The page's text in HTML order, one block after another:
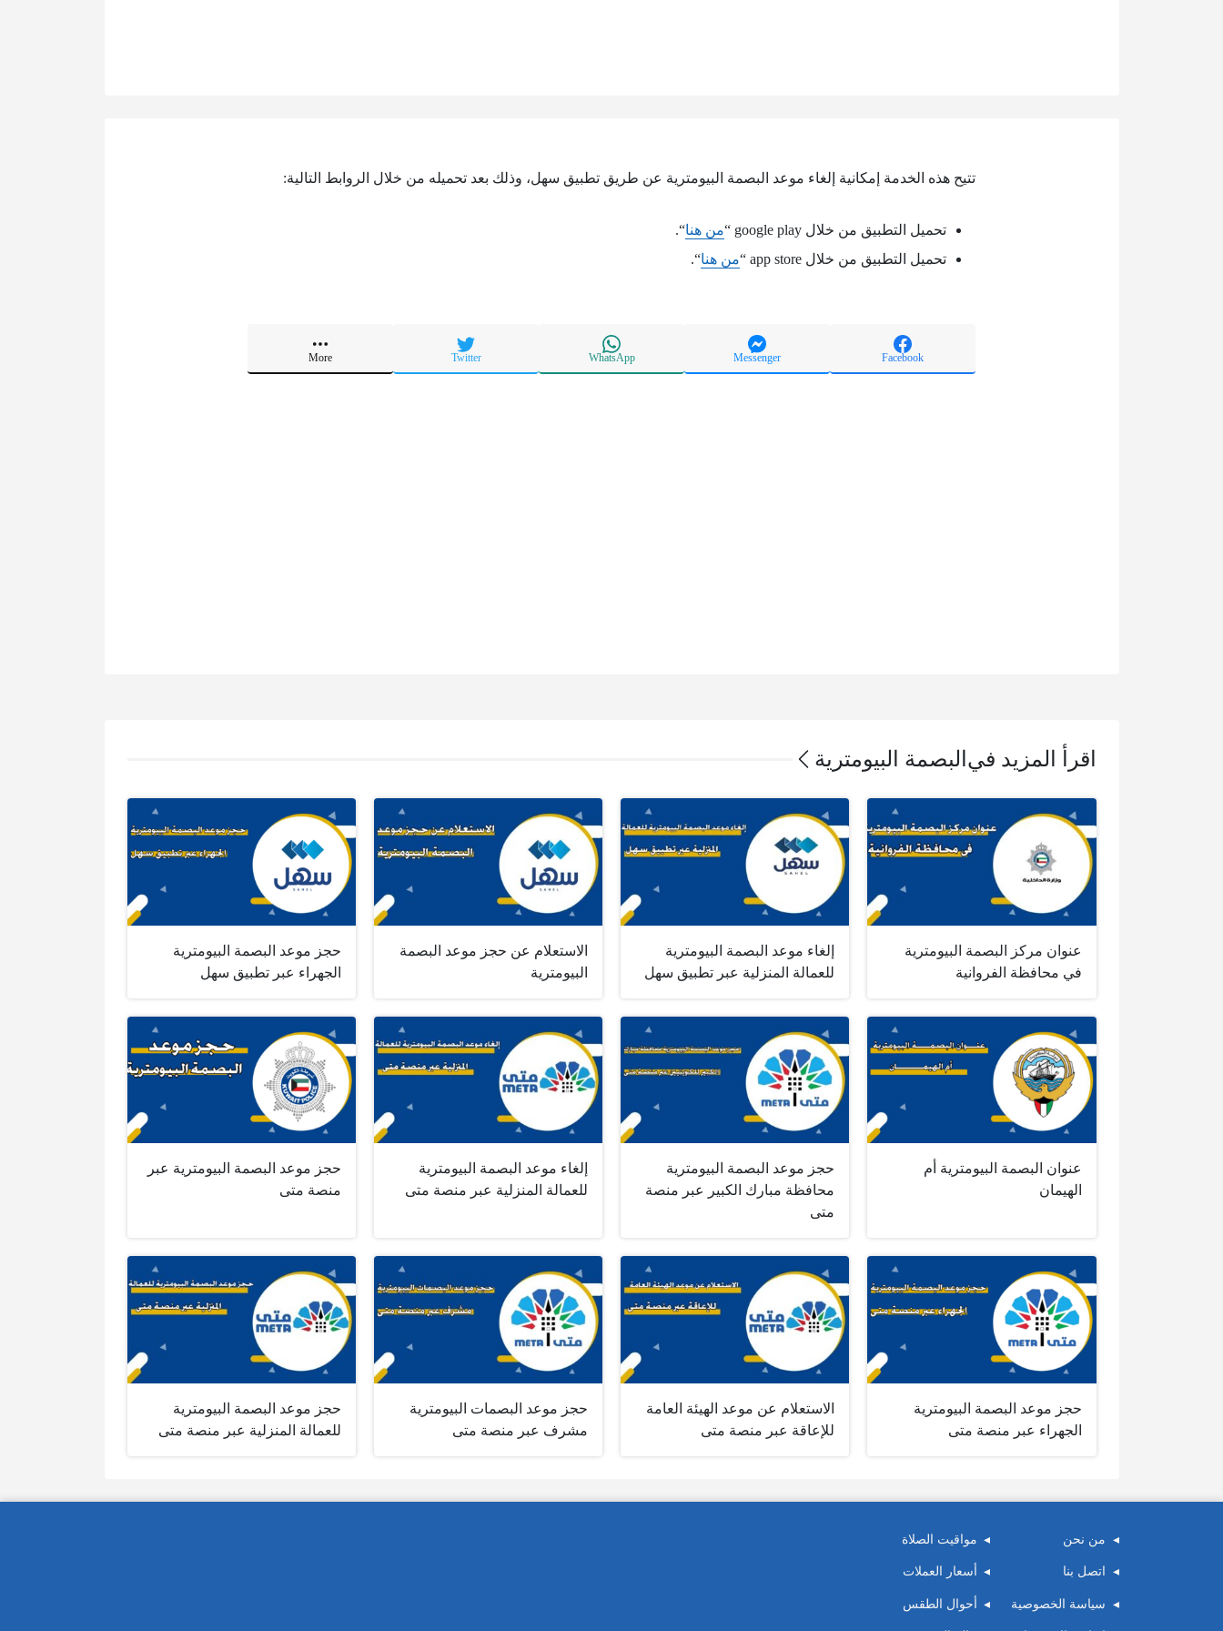
تتيح هذه الخدمة إمكانية إلغاء موعد البصمة البيومترية عن طريق تطبيق سهل، وذلك بعد تحميله من خلال الروابط التالية:
تحميل التطبيق من خلال google play “ من هنا“.
تحميل التطبيق من خلال app store “
من هنا“.
Facebook
Messenger
WhatsApp
Twitter
More
اقرأ المزيد في البصمة البيومترية
عنوان مركز البصمة البيومترية
في محافظة الفروانية
إلغاء موعد البصمة البيومترية
للعمالة المنزلية عبر تطبيق سهل
الاستعلام عن حجز موعد البصمة
البيومترية
حجز موعد البصمة البيومترية
الجهراء عبر تطبيق سهل
عنوان البصمة البيومترية أم
الهيمان
حجز موعد البصمة البيومترية
محافظة مبارك الكبير عبر منصة
متى
إلغاء موعد البصمة البيومترية
للعمالة المنزلية عبر منصة متى
حجز موعد البصمة البيومترية عبر
منصة متى
حجز موعد البصمة البيومترية
الجهراء عبر منصة متى
الاستعلام عن موعد الهيئة العامة
للإعاقة عبر منصة متى
حجز موعد البصمات البيومترية
مشرف عبر منصة متى
حجز موعد البصمة البيومترية
للعمالة المنزلية عبر منصة متى
من نحن
اتصل بنا
سياسة الخصوصية
مواقيت الصلاة
أسعار العملات
أحوال الطقس